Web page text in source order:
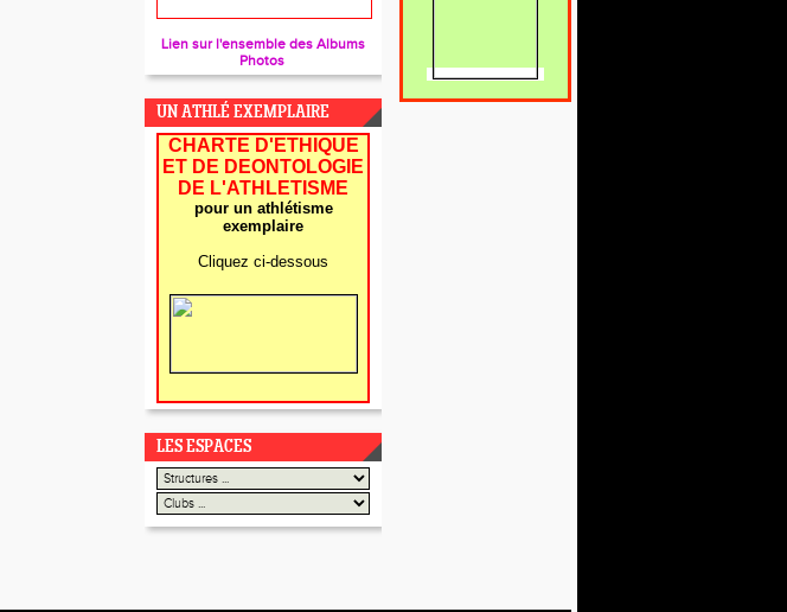
Lien sur l'ensemble des Albums
Photos
UN ATHLÉ EXEMPLAIRE
CHARTE D'ETHIQUE
ET DE DEONTOLOGIE
DE L'ATHLETISME
pour un athlétisme
exemplaire
Cliquez ci-dessous
LES ESPACES